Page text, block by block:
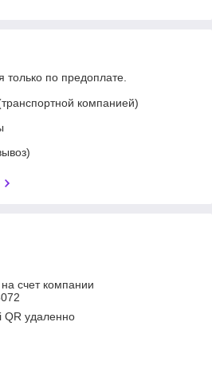
только по предоплате.
компанией)
счет компании
QR удаленно